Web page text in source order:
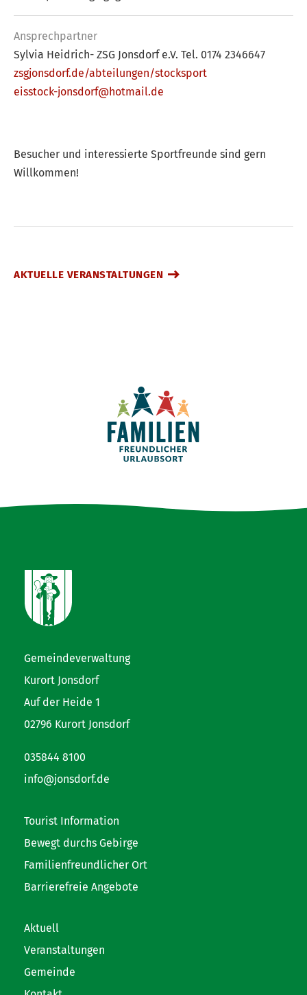
Ansprech­partner
Sylvia Heidrich- ZSG Jonsdorf e.V. Tel. 0174 2346647
zsgjonsdorf.de/abteilungen/stocksport
eisstock-jonsdorf@hotmail.de
Besucher und interessierte Sportfreunde sind gern
Willkommen!
AKTUELLE VERANSTALTUNGEN
Gemeindeverwaltung
Kurort Jonsdorf
Auf der Heide 1
02796 Kurort Jonsdorf
035844 8100
info@jonsdorf.de
Tourist Information
Bewegt durchs Gebirge
Familienfreundlicher Ort
Barrierefreie Angebote
Aktuell
Veranstaltungen
Gemeinde